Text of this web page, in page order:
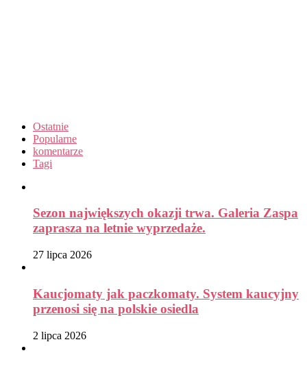
Ostatnie
Popularne
komentarze
Tagi
Sezon największych okazji trwa. Galeria Zaspa
zaprasza na letnie wyprzedaże.
27 lipca 2026
Kaucjomaty jak paczkomaty. System kaucyjny
przenosi się na polskie osiedla
2 lipca 2026